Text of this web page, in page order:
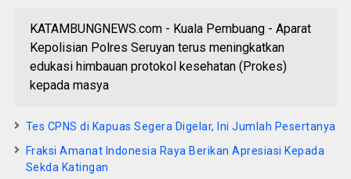
KATAMBUNGNEWS.com - Kuala Pembuang - Aparat
Kepolisian Polres Seruyan terus meningkatkan
edukasi himbauan protokol kesehatan (Prokes)
kepada masya
Tes CPNS di Kapuas Segera Digelar, Ini Jumlah Pesertanya
Fraksi Amanat Indonesia Raya Berikan Apresiasi Kepada
Sekda Katingan